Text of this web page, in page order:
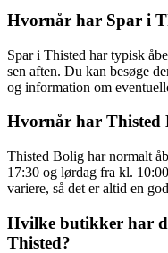
Hvornår har Spar i
Spar i Thisted har typisk
sen aften. Du kan besøge
og information om
Hvornår har Thisted
Thisted Bolig har normalt
17:30 og lørdag fra kl.
variere, så det er altid en
Hvilke butikker har
Thisted?